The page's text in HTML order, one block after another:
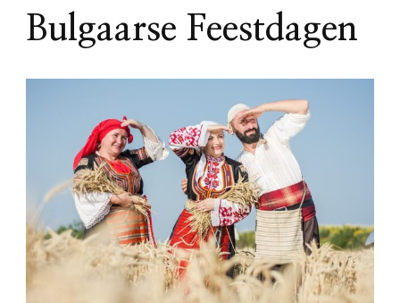
Bulgaarse Feestdagen